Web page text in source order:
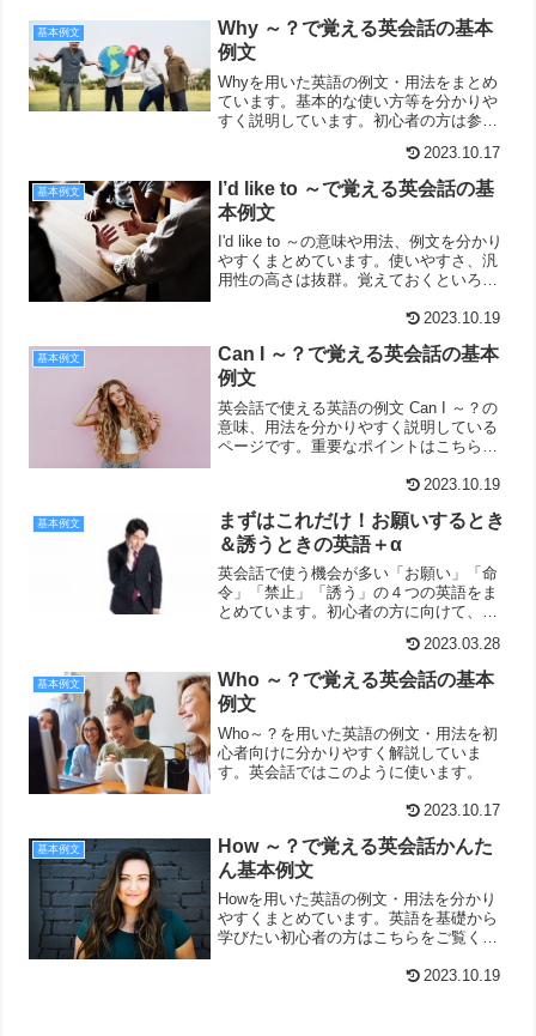
基本例文
Why ～？で覚える英会話の基本
例文
Whyを用いた英語の例文・用法をまとめ
ています。基本的な使い方等を分かりや
すく説明しています。初心者の方は参考
2023.10.17
基本例文
I’d like to ～で覚える英会話の基
本例文
I'd like to ～の意味や用法、例文を分かり
やすくまとめています。使いやすさ、汎
用性の高さは抜群。覚えておくといろん
2023.10.19
基本例文
Can I ～？で覚える英会話の基本
例文
英会話で使える英語の例文 Can I ～？の
意味、用法を分かりやすく説明している
ページです。重要なポイントはこちらで
2023.10.19
基本例文
まずはこれだけ！お願いするとき
＆誘うときの英語＋α
英会話で使う機会が多い「お願い」「命
令」「禁止」「誘う」の４つの英語をま
とめています。初心者の方に向けて、必
2023.03.28
基本例文
Who ～？で覚える英会話の基本
例文
Who～？を用いた英語の例文・用法を初
心者向けに分かりやすく解説していま
す。英会話ではこのように使います。
2023.10.17
基本例文
How ～？で覚える英会話かんた
ん基本例文
Howを用いた英語の例文・用法を分かり
やすくまとめています。英語を基礎から
学びたい初心者の方はこちらをご覧くだ
2023.10.19